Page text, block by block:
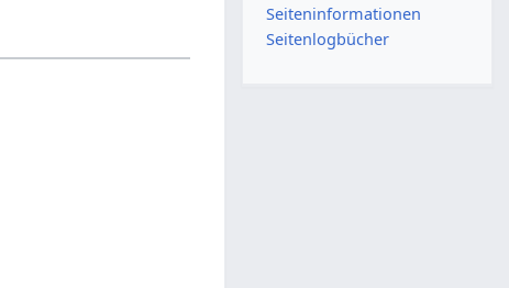
Seiten­­informationen
Seitenlogbücher